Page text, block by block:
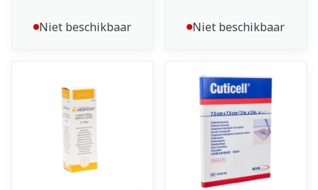
Niet beschikbaar Niet beschikbaar